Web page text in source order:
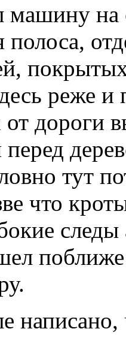
на
полоса,
реже
дороги
перед
тут
что
написано,